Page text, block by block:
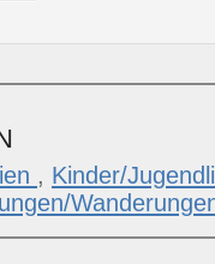
, Kinder/